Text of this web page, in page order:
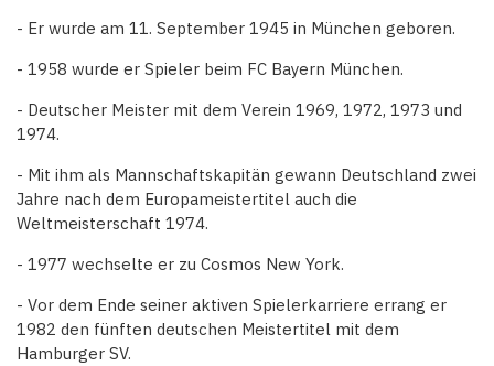
- Er wurde am 11. September 1945 in München geboren.
- 1958 wurde er Spieler beim FC Bayern München.
- Deutscher Meister mit dem Verein 1969, 1972, 1973 und
1974.
- Mit ihm als Mannschaftskapitän gewann Deutschland zwei
Jahre nach dem Europameistertitel auch die
Weltmeisterschaft 1974.
- 1977 wechselte er zu Cosmos New York.
- Vor dem Ende seiner aktiven Spielerkarriere errang er
1982 den fünften deutschen Meistertitel mit dem
Hamburger SV.